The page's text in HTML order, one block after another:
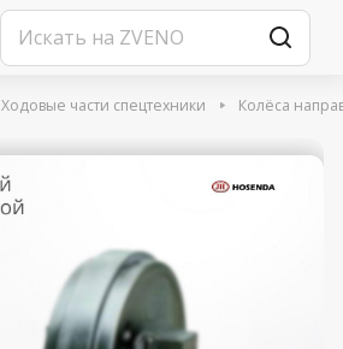
Ходовые части спецтехники Колёса